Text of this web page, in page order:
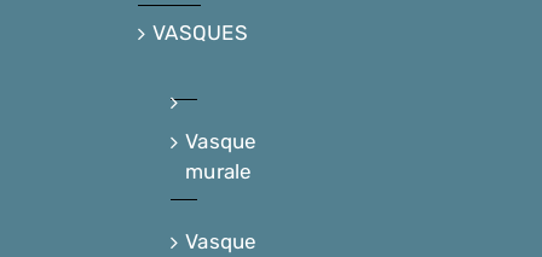
VASQUES
Vasque
murale
Vasque